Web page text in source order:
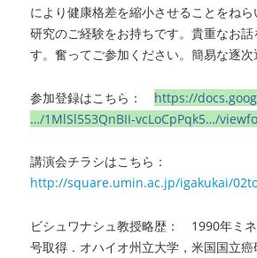
により健康格差を縮小させることをね
研究のご経験をお持ちです。貴重なお
す。奮ってご参加ください。簡易な逐次
参加登録はこちら： https://
…/1MlSl553QnBII-vcLoCpPqk5…/
講演会チラシはこちら：
http://square.umin.ac.jp/igakukai/
ビシュワナシュ教授略歴： 1990年ミ
号取得．オハイオ州立大学，米国国立